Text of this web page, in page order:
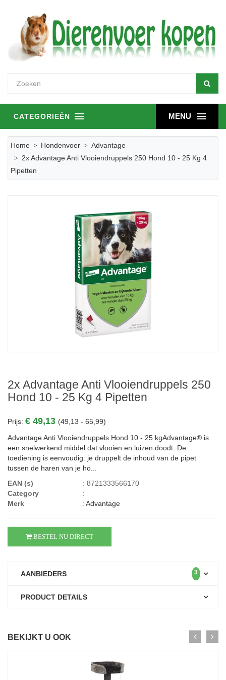
MENU
CATEGORIEËN
Home Hondenvoer
Advantage
2x Advantage Anti Vlooiendruppels 250 Hond 10 - 25 Kg 4
Pipetten
2x Advantage Anti Vlooiendruppels 250
Hond 10 - 25 Kg 4 Pipetten
Prijs: € 49,13 (49,13 - 65,99)
Advantage Anti Vlooiendruppels Hond 10 - 25 kgAdvantage® is
een snelwerkend middel dat vlooien en luizen doodt. De
toediening is eenvoudig: je druppelt de inhoud van de pipet
tussen de haren van je ho...
EAN (s)
: 8721333566170
Category
:
Merk
: Advantage
BESTEL NU DIRECT
AANBIEDERS 3
PRODUCT DETAILS
BEKIJKT U OOK